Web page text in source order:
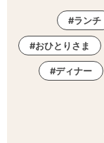
ランチ
おひとりさま
ディナー